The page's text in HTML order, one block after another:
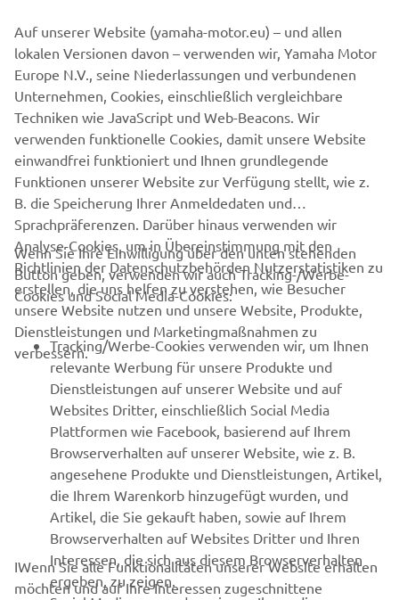
©Yamaha Motor Europe N.V. / Yamaha Motor Co., Ltd.
Die Informationen und/oder Bilder auf diesen Webseiten
dürfen ohne die ausdrückliche schriftliche Zustimmung
von Yamaha Motor Europe N.V. und/oder Yamaha Motor
Co., Ltd. zu keiner Zeit für kommerzielle oder
nichtkommerzielle Zwecke verwendet werden.
Fahre stets verantwortungsbewusst und beachte alle
örtlichen Verkehrsvorschriften.
UNTERNEHMEN
MEHR YAMAHA
SUPPORT
NEWSLETTER
Erfahre als Erster von den neuesten Angeboten,
Auf unserer Website (yamaha-motor.eu) – und allen
lokalen Versionen davon – verwenden wir, Yamaha Motor
Europe N.V., seine Niederlassungen und verbundenen
Unternehmen, Cookies, einschließlich vergleichbare
Techniken wie JavaScript und Web-Beacons. Wir
verwenden funktionelle Cookies, damit unsere Website
einwandfrei funktioniert und Ihnen grundlegende
Funktionen unserer Website zur Verfügung stellt, wie z.
B. die Speicherung Ihrer Anmeldedaten und
Sprachpräferenzen. Darüber hinaus verwenden wir
Analyse-Cookies, um in Übereinstimmung mit den
Richtlinien der Datenschutzbehörden Nutzerstatistiken zu
erstellen, die uns helfen zu verstehen, wie Besucher
unsere Website nutzen und unsere Website, Produkte,
Dienstleistungen und Marketingmaßnahmen zu
verbessern.
Wenn Sie Ihre Einwilligung über den unten stehenden
Button geben, verwenden wir auch Tracking-/Werbe-
Cookies und Social Media-Cookies:
Tracking/Werbe-Cookies verwenden wir, um Ihnen
relevante Werbung für unsere Produkte und
Dienstleistungen auf unserer Website und auf
Websites Dritter, einschließlich Social Media
Plattformen wie Facebook, basierend auf Ihrem
Browserverhalten auf unserer Website, wie z. B.
angesehene Produkte und Dienstleistungen, Artikel,
die Ihrem Warenkorb hinzugefügt wurden, und
Artikel, die Sie gekauft haben, sowie auf Ihrem
Browserverhalten auf Websites Dritter und Ihren
Interessen, die sich aus diesem Browserverhalten
ergeben, zu zeigen.
IWenn Sie alle Funktionalitäten unserer Website erhalten
möchten und auf Ihre Interessen zugeschnittene